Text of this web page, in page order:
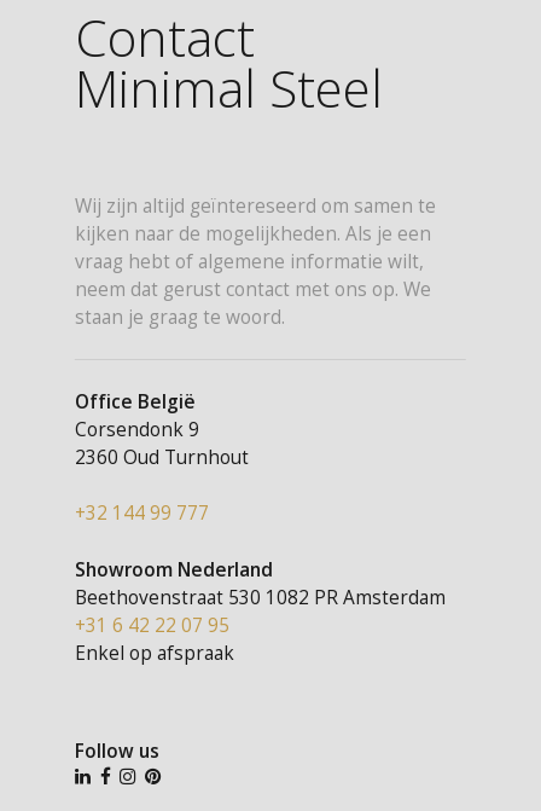
Contact
Minimal Steel
Wij zijn altijd geïntereseerd om samen te
kijken naar de mogelijkheden. Als je een
vraag hebt of algemene informatie wilt,
neem dat gerust contact met ons op. We
staan je graag te woord.
Office België
Corsendonk 9
2360 Oud Turnhout
+32 144 99 777
Showroom Nederland
Beethovenstraat 530 1082 PR Amsterdam
+31 6 42 22 07 95
Enkel op afspraak
Follow us